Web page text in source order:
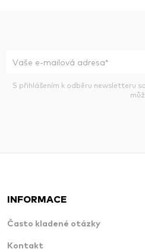
S přihlášením k odběru newsletteru
INFORMACE
Často kladené otázky
Kontakt